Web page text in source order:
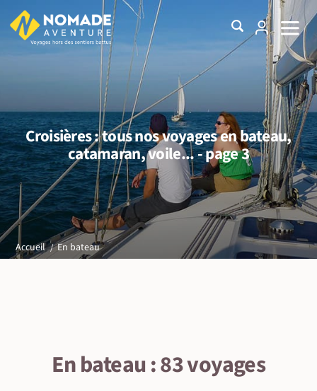
Croisières : tous nos voyages en bateau,
catamaran, voile... - page 3
Accueil En bateau
En bateau : 83 voyages